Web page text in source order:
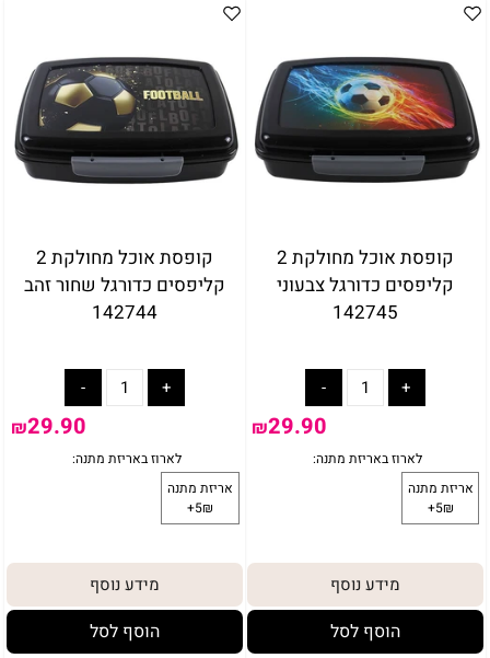
קופסת אוכל מחולקת 2
קליפסים כדורגל צבעוני
142745
₪29.90
מידע נוסף
הוסף לסל
קופסת אוכל מחולקת 2
קליפסים כדורגל שחור זהב
142744
₪29.90
מידע נוסף
הוסף לסל